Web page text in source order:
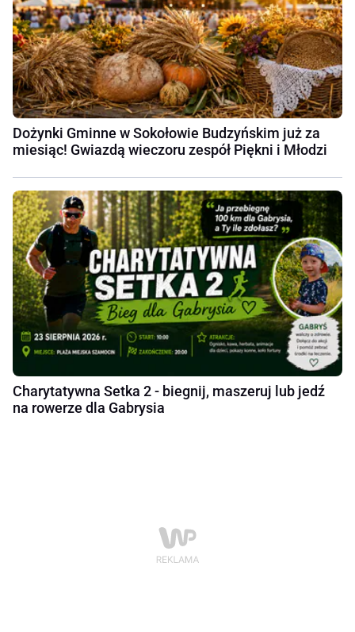
Dożynki Gminne w Sokołowie Budzyńskim już za
miesiąc! Gwiazdą wieczoru zespół Piękni i Młodzi
Charytatywna Setka 2 - biegnij, maszeruj lub jedź
na rowerze dla Gabrysia